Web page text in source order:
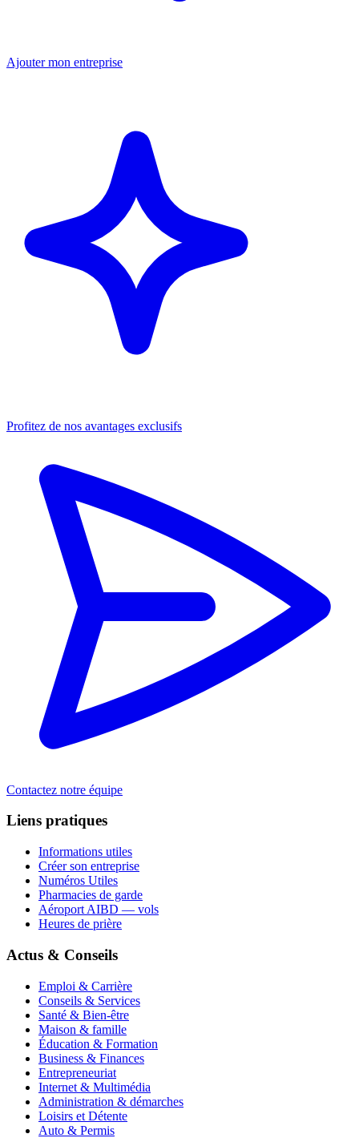
Ajouter mon entreprise
Profitez de nos avantages exclusifs
Contactez notre équipe
Liens pratiques
Informations utiles
Créer son entreprise
Numéros Utiles
Pharmacies de garde
Aéroport AIBD — vols
Heures de prière
Actus & Conseils
Emploi & Carrière
Conseils & Services
Santé & Bien-être
Maison & famille
Éducation & Formation
Business & Finances
Entrepreneuriat
Internet & Multimédia
Administration & démarches
Loisirs et Détente
Auto & Permis